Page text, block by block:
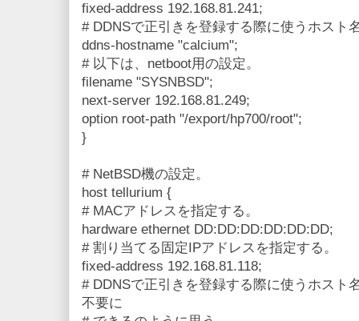
fixed-address 192.168.81.241;
# DDNSで正引きを登録する際に使うホスト
ddns-hostname "calcium";
# 以下は、netboot用の設定。
filename "SYSNBSD";
next-server 192.168.81.249;
option root-path "/export/hp700/root";
}
# NetBSD機の設定。
host tellurium {
# MACアドレスを指定する。
hardware ethernet DD:DD:DD:DD:DD:DD;
# 割り当てる固定IPアドレスを指定する。
fixed-address 192.168.81.118;
# DDNSで正引きを登録する際に使うホスト
不要に